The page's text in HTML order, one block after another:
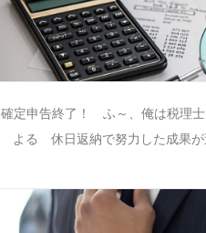
確定申告終了！ ふ～、俺は税理士
よる 休日返納で努力した成果が